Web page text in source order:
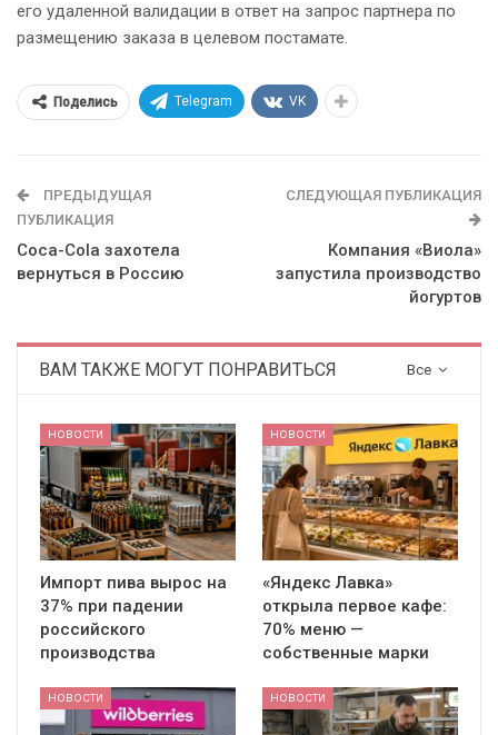
его удаленной валидации в ответ на запрос партнера по
размещению заказа в целевом постамате.
Поделись Telegram VK
ПРЕДЫДУЩАЯ
ПУБЛИКАЦИЯ
Coca-Cola захотела
вернуться в Россию
СЛЕДУЮЩАЯ ПУБЛИКАЦИЯ
Компания «Виола»
запустила производство
йогуртов
Все
ВАМ ТАКЖЕ МОГУТ ПОНРАВИТЬСЯ
НОВОСТИ
Импорт пива вырос на
37% при падении
российского
производства
НОВОСТИ
«Яндекс Лавка»
открыла первое кафе:
70% меню —
собственные марки
НОВОСТИ НОВОСТИ